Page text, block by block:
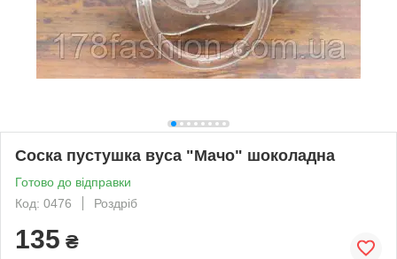
Соска пустушка вуса "Мачо" шоколадна
Готово до відправки
Код: 0476
Роздріб
135 ₴